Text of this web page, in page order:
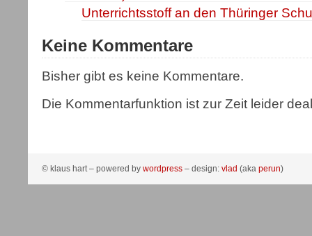
Unterrichtsstoff an den Thüringer
Keine Kommentare
Bisher gibt es keine Kommentare.
Die Kommentarfunktion ist zur Zeit leider
© klaus hart – powered by wordpress – design: vlad (aka perun)